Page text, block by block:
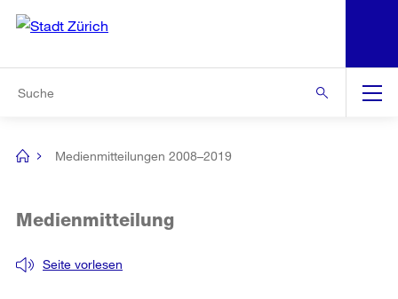
Navigation
[no
Medienmitteilungen 2008–2019
Seite vorlesen
Medienmitteilung